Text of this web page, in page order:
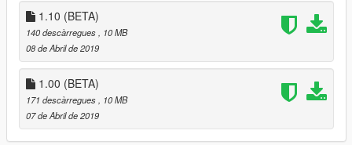
1.10 (BETA)
140 descàrregues
, 10 MB
08 de Abril de 2019
1.00 (BETA)
171 descàrregues
, 10 MB
07 de Abril de 2019